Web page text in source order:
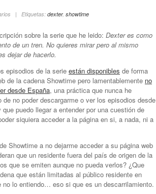
| Etiquetas: dexter, showtime
sobre la serie que he leido: Dexter es como
de un tren. No quieres mirar pero al mismo
dejar de hacerlo.
episodios de la serie están disponibles de forma
de la cadena Showtime pero lamentablemente no
desde España, una práctica que nunca he
no poder descargarme o ver los episodios desde
puedo llegar a entender por una cuestión de
siquiera acceder a la página en si, a nada, ni a
Showtime a no dejarme acceder a su página web
que un residente fuera del país de origen de la
que se emiten aunque no pueda verlos? ¿Que
que están limitadas al público residente en
lo entiendo… eso si que es un descarrilamiento.